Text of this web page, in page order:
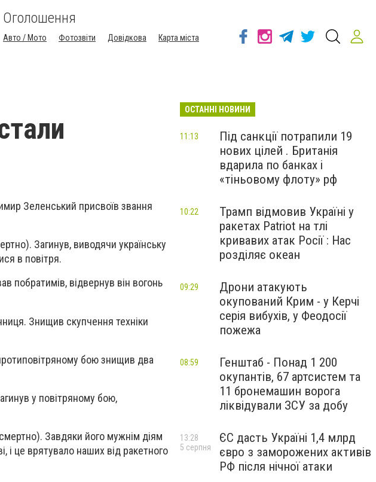
Оголошення
Авто / Мото Фотозвіти Довідкова
Карта міста
Зеленський присвоїв звання
Загинув, виводячи українську
в повітря.
побратимів, відвернув він вогонь
Знищив скупчення техніки
бою знищив два
у повітряному бою,
Завдяки його мужнім діям
і це врятувало наших від ракетного
ОСТАННІ НОВИНИ
Під санкції потрапили 19
нових цілей . Британія
вдарила по банках і
«тіньовому флоту» рф
11:13
Трамп відмовив Україні у
ракетах Patriot на тлі
кривавих атак Росії : Нас
розділяє океан
10:22
Дрони атакують
окупований Крим - у Керчі
серія вибухів, у Феодосії
пожежа
09:29
Генштаб - Понад 1 200
окупантів, 67 артсистем та
11 бронемашин ворога
ліквідували ЗСУ за добу
08:59
ЄС дасть Україні 1,4 млрд
євро з заморожених активів
РФ після нічної атаки
13:28
5 серпня